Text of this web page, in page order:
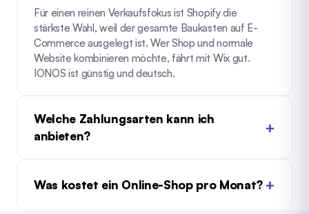
Für einen reinen Verkaufsfokus ist Shopify die
stärkste Wahl, weil der gesamte Baukasten auf E-
Commerce ausgelegt ist. Wer Shop und normale
Website kombinieren möchte, fährt mit Wix gut.
IONOS ist günstig und deutsch.
Welche Zahlungsarten kann ich
anbieten?
Was kostet ein Online-Shop pro Monat?